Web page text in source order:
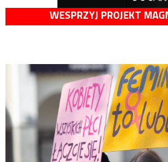
WESPRZYJ PROJEKT